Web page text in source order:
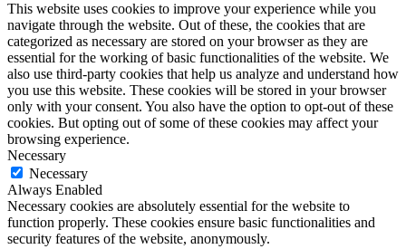
This website uses cookies to improve your experience while you
navigate through the website. Out of these, the cookies that are
categorized as necessary are stored on your browser as they are
essential for the working of basic functionalities of the website. We
also use third-party cookies that help us analyze and understand how
you use this website. These cookies will be stored in your browser
only with your consent. You also have the option to opt-out of these
cookies. But opting out of some of these cookies may affect your
browsing experience.
Necessary
Necessary
Always Enabled
Necessary cookies are absolutely essential for the website to
function properly. These cookies ensure basic functionalities and
security features of the website, anonymously.